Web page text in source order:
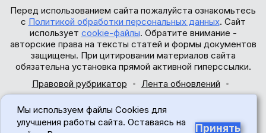
Перед использованием сайта пожалуйста ознакомьтесь
с Политикой обработки персональных данных. Сайт
использует cookie-файлы. Обратите внимание -
авторские права на тексты статей и формы документов
защищены. При цитировании материалов сайта
обязательна установка прямой активной гиперссылки.
Правовой рубрикатор
Лента обновлений
© 2017-2026
Мы используем файлы Cookies для
улучшения работы сайта. Оставаясь на
Принять